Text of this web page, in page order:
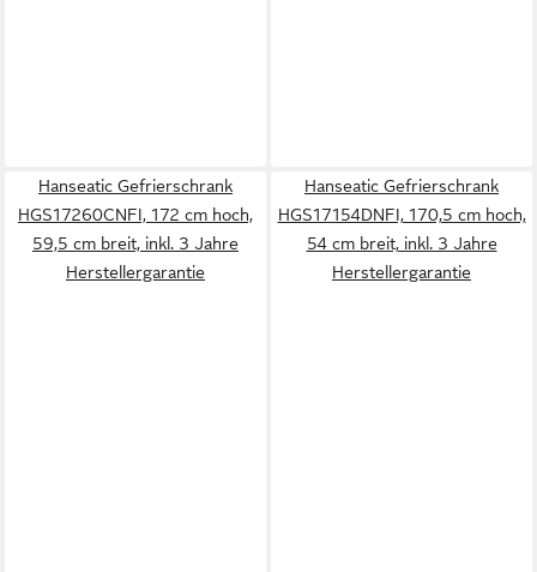
Hanseatic Gefrierschrank
HGS17260CNFI, 172 cm hoch,
59,5 cm breit, inkl. 3 Jahre
Herstellergarantie
Hanseatic Gefrierschrank
HGS17154DNFI, 170,5 cm hoch,
54 cm breit, inkl. 3 Jahre
Herstellergarantie